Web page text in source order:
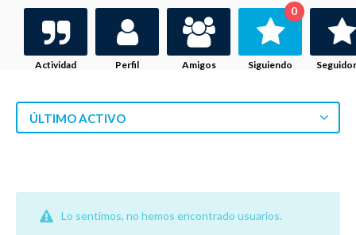
Actividad Perfil Amigos Siguiendo
0
ÚLTIMO ACTIVO
Lo sentimos, no hemos encontrado usuarios.